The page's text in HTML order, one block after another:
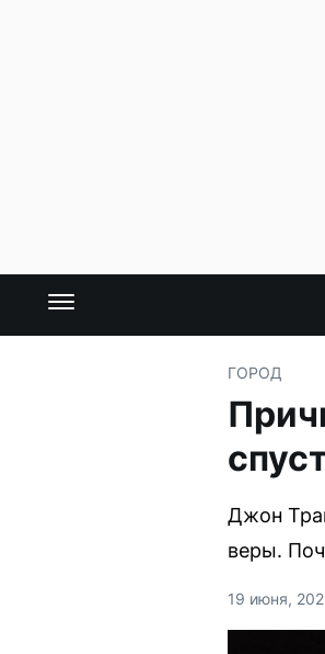
ГОРОД
Джон
веры.
19 июня,